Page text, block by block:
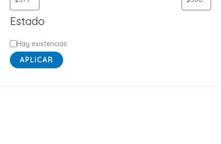
o
r
a
Estado
E
s
a
Hay existencias
APLICAR